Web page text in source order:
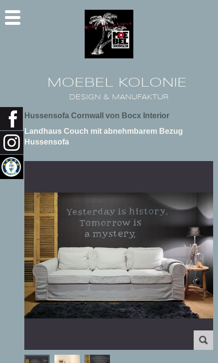
MOEBEL KOLONIE
DESIGN & MANUFAKTUR
Hussensofa Cornwall von Bocx Interior
Landhaus Couch mit abnehmbarem Bezug
Hussensofa